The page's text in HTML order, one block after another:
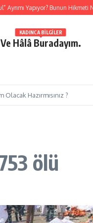
Yapıyor? Bunun Hikmeti
Ve Hâlâ Buradayım.
KADINCA BILGILER
Hazırmısınız ?
ölü